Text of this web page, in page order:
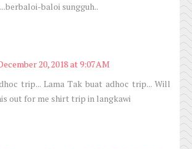
baloi sungguh..
20, 2018 at 9:07 AM
trip... Lama Tak buat adhoc trip... Will
out for me shirt trip in langkawi